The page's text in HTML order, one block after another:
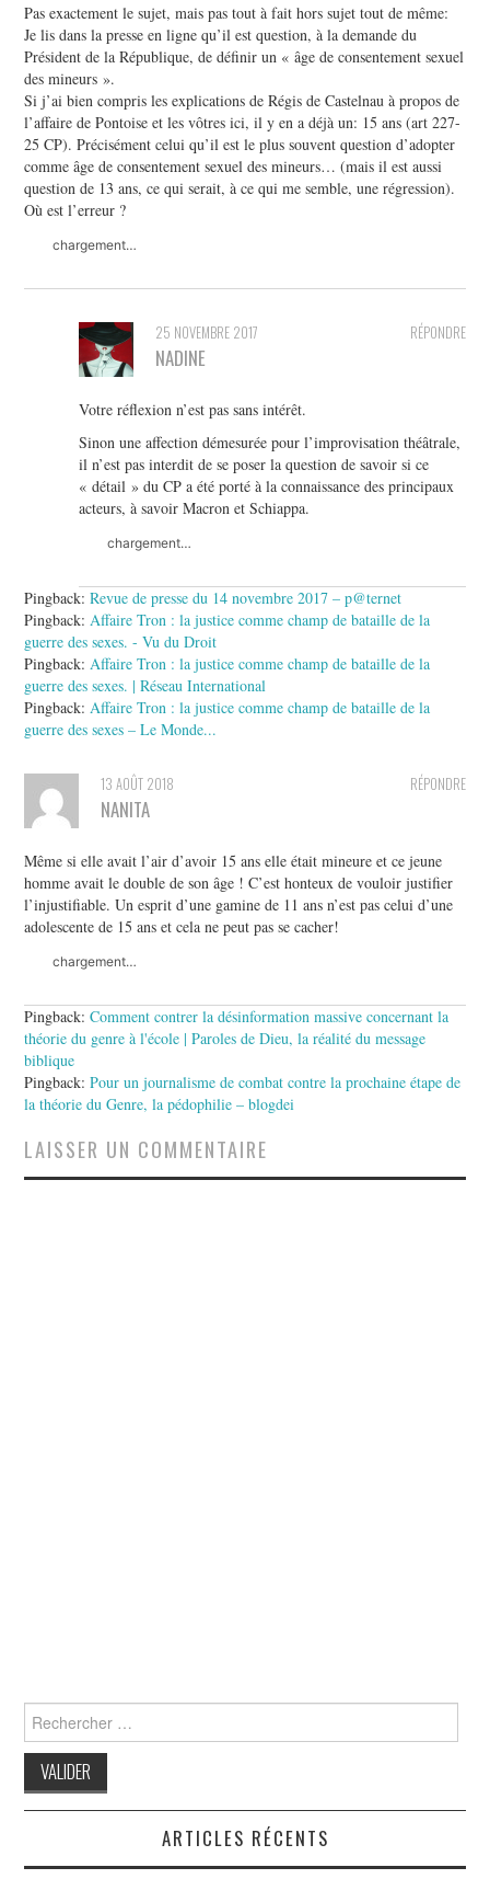
Pas exactement le sujet, mais pas tout à fait hors sujet tout de même:
Je lis dans la presse en ligne qu’il est question, à la demande du
Président de la République, de définir un « âge de consentement sexuel
des mineurs ».
Si j’ai bien compris les explications de Régis de Castelnau à propos de
l’affaire de Pontoise et les vôtres ici, il y en a déjà un: 15 ans (art 227-
25 CP). Précisément celui qu’il est le plus souvent question d’adopter
comme âge de consentement sexuel des mineurs… (mais il est aussi
question de 13 ans, ce qui serait, à ce qui me semble, une régression).
Où est l’erreur ?
chargement…
RÉPONDRE
25 NOVEMBRE 2017
NADINE
Votre réflexion n’est pas sans intérêt.
Sinon une affection démesurée pour l’improvisation théâtrale,
il n’est pas interdit de se poser la question de savoir si ce
« détail » du CP a été porté à la connaissance des principaux
acteurs, à savoir Macron et Schiappa.
chargement…
Pingback:Revue de presse du 14 novembre 2017 – p@ternet
Pingback: Affaire Tron : la justice comme champ de bataille de la
guerre des sexes. - Vu du Droit
Pingback: Affaire Tron : la justice comme champ de bataille de la
guerre des sexes. | Réseau International
Pingback: Affaire Tron : la justice comme champ de bataille de la
guerre des sexes – Le Monde...
RÉPONDRE
13 AOÛT 2018
NANITA
Même si elle avait l’air d’avoir 15 ans elle était mineure et ce jeune
homme avait le double de son âge ! C’est honteux de vouloir justifier
l’injustifiable. Un esprit d’une gamine de 11 ans n’est pas celui d’une
adolescente de 15 ans et cela ne peut pas se cacher!
chargement…
Pingback:Comment contrer la désinformation massive concernant la
théorie du genre à l'école | Paroles de Dieu, la réalité du message
biblique
Pingback:Pour un journalisme de combat contre la prochaine étape de
la théorie du Genre, la pédophilie – blogdei
LAISSER UN COMMENTAIRE
for:
ARTICLES RÉCENTS